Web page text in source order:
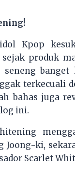
Kpop
produk
banget
terkecuali
bahas juga
ini.
ki,
Scarlet